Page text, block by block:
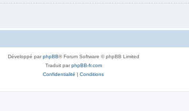
Développé parphpBB® Forum Software © phpBB Limited
Traduit parphpBB-fr.com
Confidentialité | Conditions